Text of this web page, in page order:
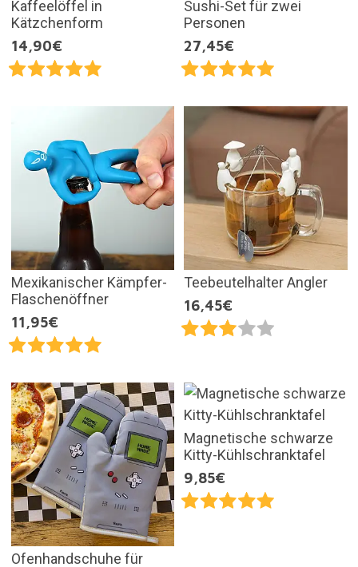
Kaffeelöffel in
Kätzchenform
14,90€
Sushi-Set für zwei
Personen
27,45€
Mexikanischer Kämpfer-
Flaschenöffner
11,95€
Teebeutelhalter Angler
16,45€
Ofenhandschuhe für
Magnetische schwarze
Kitty-Kühlschranktafel
9,85€